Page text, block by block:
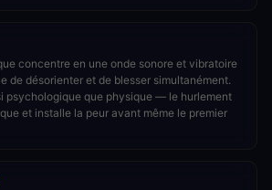
concentre en une onde sonore et vibratoire
de désorienter et de blesser simultanément.
psychologique que physique — le hurlement
et installe la peur avant même le premier